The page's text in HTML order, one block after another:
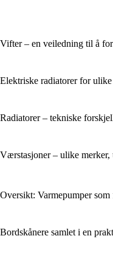
Vifter – en veiledning til å
Elektriske radiatorer for
Radiatorer – tekniske
Værstasjoner – ulike
Oversikt: Varmepumper
Bordskånere samlet i en